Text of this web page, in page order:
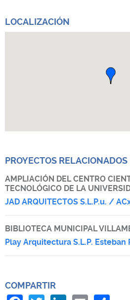
LOCALIZACIÓN
PROYECTOS RELACIONADOS
AMPLIACIÓN DEL CENTRO
TECNOLÓGICO DE LA
JAD ARQUITECTOS S.L.P.u. /
BIBLIOTECA MUNICIPAL
Play Arquitectura S.L.P. Esteban
COMPARTIR